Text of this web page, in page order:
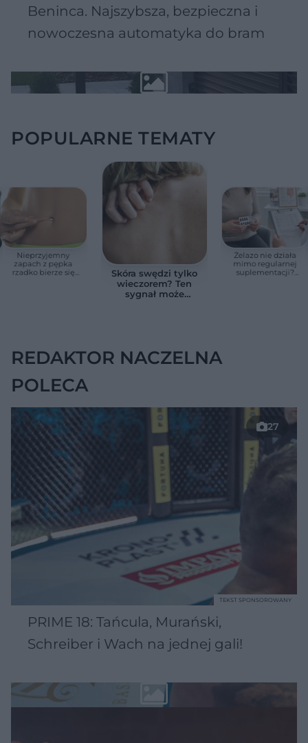
Beninca. Najszybsza, bezpieczna i
nowoczesna automatyka do bram
POPULARNE TEMATY
Nieprzyjemny
zapach z pępka
rzadko bierze się
Skóra swędzi tylko
wieczorem? Ten
sygnał może
Żelazo nie działa
mimo regularnej
suplementacji?
REDAKTOR NACZELNA
POLECA
27
PRIME 18: Tańcula, Murański,
Schreiber i Wach na jednej gali!
TEKST SPONSOROWANY